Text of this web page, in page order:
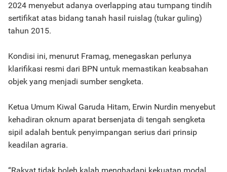
2024 menyebut adanya overlapping atau tumpang tindih
sertifikat atas bidang tanah hasil ruislag (tukar guling)
tahun 2015.
Kondisi ini, menurut Framag, menegaskan perlunya
klarifikasi resmi dari BPN untuk memastikan keabsahan
objek yang menjadi sumber sengketa.
Ketua Umum Kiwal Garuda Hitam, Erwin Nurdin menyebut
kehadiran oknum aparat bersenjata di tengah sengketa
sipil adalah bentuk penyimpangan serius dari prinsip
keadilan agraria.